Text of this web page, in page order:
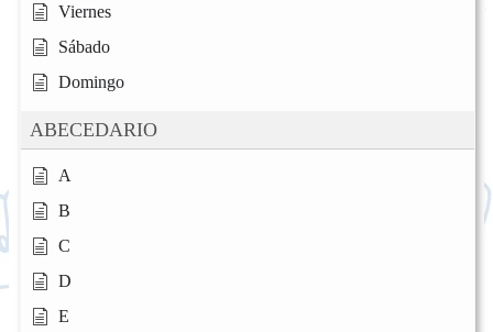
Viernes
Sábado
Domingo
ABECEDARIO
A
B
C
D
E